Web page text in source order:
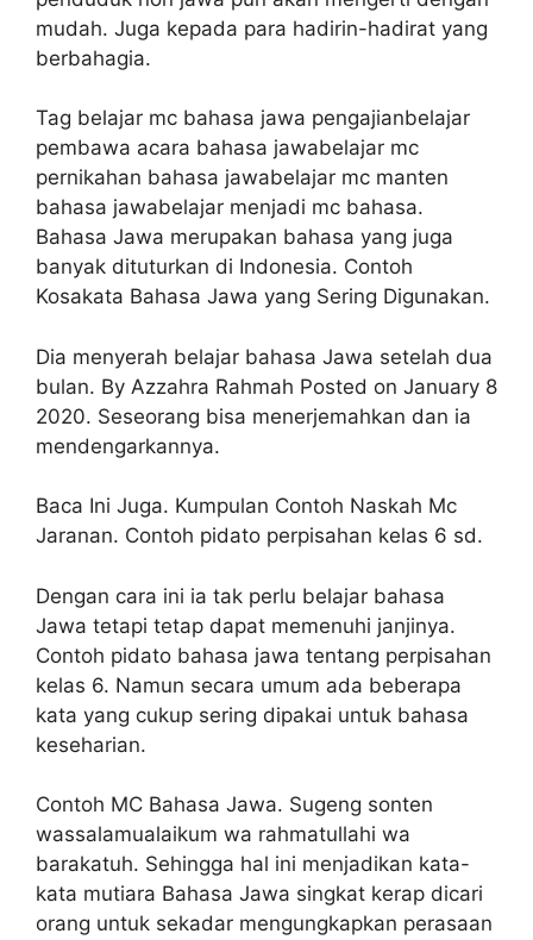
mudah. Juga kepada para hadirin-hadirat yang
berbahagia.
Tag belajar mc bahasa jawa pengajianbelajar
pembawa acara bahasa jawabelajar mc
pernikahan bahasa jawabelajar mc manten
bahasa jawabelajar menjadi mc bahasa.
Bahasa Jawa merupakan bahasa yang juga
banyak dituturkan di Indonesia. Contoh
Kosakata Bahasa Jawa yang Sering Digunakan.
Dia menyerah belajar bahasa Jawa setelah dua
bulan. By Azzahra Rahmah Posted on January 8
2020. Seseorang bisa menerjemahkan dan ia
mendengarkannya.
Baca Ini Juga. Kumpulan Contoh Naskah Mc
Jaranan. Contoh pidato perpisahan kelas 6 sd.
Dengan cara ini ia tak perlu belajar bahasa
Jawa tetapi tetap dapat memenuhi janjinya.
Contoh pidato bahasa jawa tentang perpisahan
kelas 6. Namun secara umum ada beberapa
kata yang cukup sering dipakai untuk bahasa
keseharian.
Contoh MC Bahasa Jawa. Sugeng sonten
wassalamualaikum wa rahmatullahi wa
barakatuh. Sehingga hal ini menjadikan kata-
kata mutiara Bahasa Jawa singkat kerap dicari
orang untuk sekadar mengungkapkan perasaan